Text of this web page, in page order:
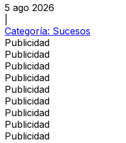
5 ago 2026
Categoría: Sucesos
Publicidad
Publicidad
Publicidad
Publicidad
Publicidad
Publicidad
Publicidad
Publicidad
Publicidad